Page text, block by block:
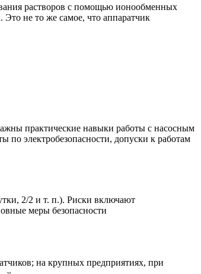
растворов с помощью ионообменных
не то же самое, что аппаратчик
практические навыки работы с насосным
по электробезопасности, допуски к работам
2/2 и т. п.). Риски включают
меры безопасности
на крупных предприятиях, при